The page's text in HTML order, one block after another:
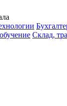
Склад,